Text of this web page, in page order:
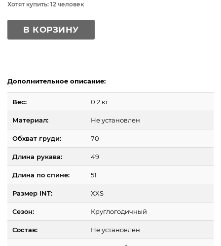
Хотят купить: 12 человек
В КОРЗИНУ
Дополнительное описание:
Вес: 0.2 кг.
Материал: Не установлен
Обхват груди: 70
Длина рукава: 49
Длина по спине: 51
Размер INT: XXS
Сезон: Круглогодичный
Состав: Не установлен